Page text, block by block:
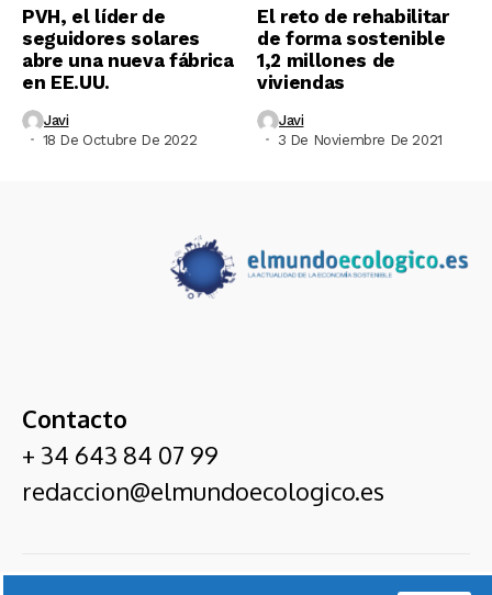
PVH, el líder de
seguidores solares
abre una nueva fábrica
en EE.UU.
Javi
18 De Octubre De 2022
El reto de rehabilitar
de forma sostenible
1,2 millones de
viviendas
Javi
3 De Noviembre De 2021
Contacto
+ 34 643 84 07 99
redaccion@elmundoecologico.es